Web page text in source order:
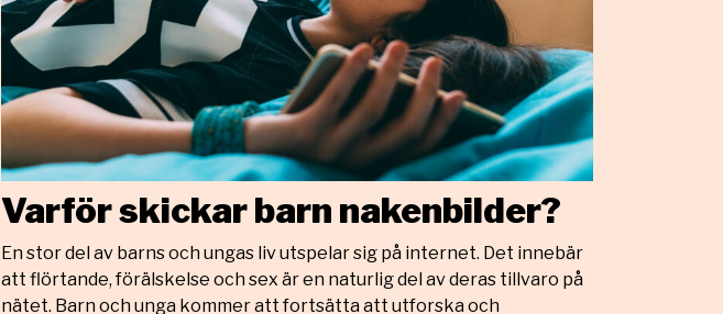
Varför skickar barn nakenbilder?
En stor del av barns och ungas liv utspelar sig på internet. Det innebär
att flörtande, förälskelse och sex är en naturlig del av deras tillvaro på
nätet. Barn och unga kommer att fortsätta att utforska och